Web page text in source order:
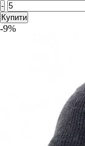
-
Купити
-9%